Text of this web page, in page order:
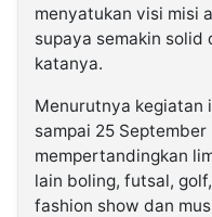
menyatukan visi misi
supaya semakin solid
katanya.
Menurutnya kegiatan
sampai 25
mempertandingkan
lain boling, futsal,
fashion show dan